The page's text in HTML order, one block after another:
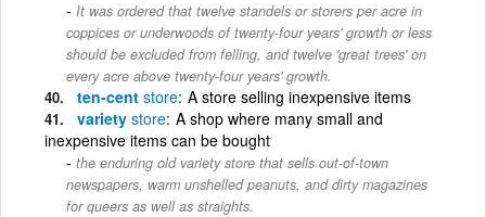
It was ordered that twelve standels or storers per acre in
coppices or underwoods of twenty-four years' growth or less
should be excluded from felling, and twelve 'great trees' on
every acre above twenty-four years' growth.
ten-cent store A store selling inexpensive items
variety store A shop where many small and
inexpensive items can be bought
the enduring old variety store that sells out-of-town
newspapers, warm unshelled peanuts, and dirty magazines
for queers as well as straights.